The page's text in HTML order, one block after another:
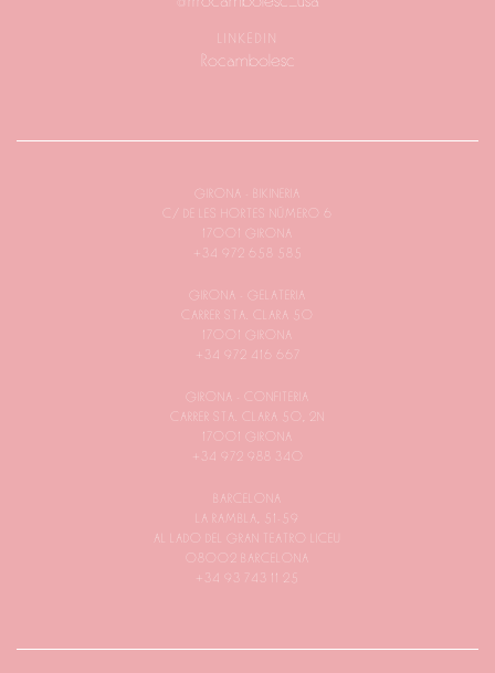
LINKEDIN
Rocambolesc
GIRONA - BIKINERIA
C/ DE LES HORTES NÚMERO 6
17001 GIRONA
+34 972 658 585
GIRONA - GELATERIA
CARRER STA. CLARA 50
17001 GIRONA
+34 972 416 667
GIRONA - CONFITERIA
CARRER STA. CLARA 50, 2N
17001 GIRONA
+34 972 988 340
BARCELONA
LA RAMBLA, 51-59
AL LADO DEL GRAN TEATRO LICEU
08002 BARCELONA
+34 93 743 11 25